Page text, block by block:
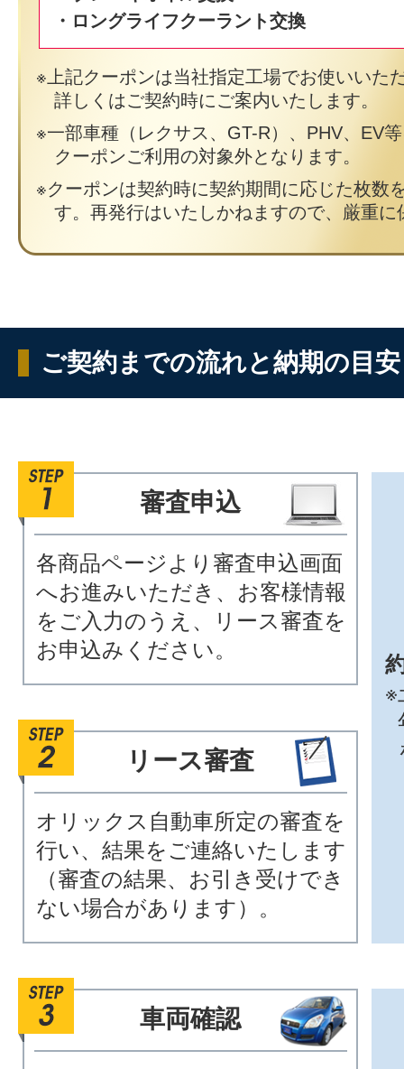
・ロングライフクーラント交換
上記クーポンは当社指定工場でお使いいた
詳しくはご契約時にご案内いたします。
一部車種（レクサス、GT-R）、PHV、EV
クーポンご利用の対象外となります。
クーポンは契約時に契約期間に応じた枚数
す。再発行はいたしかねますので、厳重に
ご契約までの流れと納期の目安
審査申込
各商品ページより審査申込画面
へお進みいただき、お客様情報
をご入力のうえ、リース審査を
お申込みください。
リース審査
オリックス自動車所定の審査を
行い、結果をご連絡いたします
（審査の結果、お引き受けでき
ない場合があります）。
車両確認
※